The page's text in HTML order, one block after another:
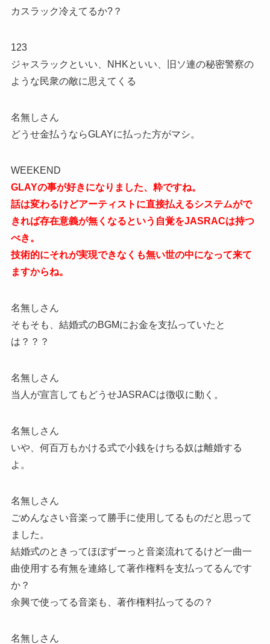
カスラック冷えてるか?？
123
ジャスラックといい、NHKといい、旧ソ連の秘密警察の
ような民衆の敵に思えてくる
名無しさん
どうせ金払うならGLAYに払った方がマシ。
WEEKEND
GLAYの事が好きになりました、粋ですね。
話は変わるけどアーティストに直接払えるシステムがで
きれば存在意義が無くなるという自覚をJASRACは持つ
べき。
技術的にそれが実現できなくも無い世の中になって来て
ますからね。
名無しさん
そもそも、結婚式のBGMにお金を支払っていたと
は？？？
名無しさん
当人が宣言してもどうせJASRACは徴収に動く。
名無しさん
いや、何百万もかける式で小銭をけちる奴は離婚する
よ。
名無しさん
ごめんなさい音楽って勝手に使用してるものだと思って
ました。
結婚式のときってほぼずーっと音楽流れてるけど一曲一
曲使用する有無を連絡して著作権料を支払ってるんです
か？
余興で使ってる音楽も、著作権料払ってるの？
名無しさん